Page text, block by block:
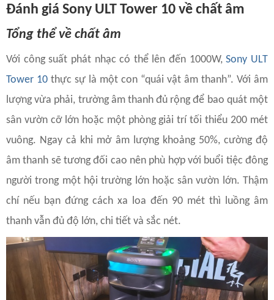
Đánh giá Sony ULT Tower 10 về chất âm
Tổng thể về chất âm
Với công suất phát nhạc có thể lên đến 1000W,Sony ULT
Tower 10 thực sự là một con “quái vật âm thanh”. Với âm
lượng vừa phải, trường âm thanh đủ rộng để bao quát một
sân vườn cỡ lớn hoặc một phòng giải trí tối thiểu 200 mét
vuông. Ngay cả khi mở âm lượng khoảng 50%, cường độ
âm thanh sẽ tương đối cao nên phù hợp với buổi tiệc đông
người trong một hội trường lớn hoặc sân vườn lớn. Thậm
chí nếu bạn đứng cách xa loa đến 90 mét thì luồng âm
thanh vẫn đủ độ lớn, chi tiết và sắc nét.